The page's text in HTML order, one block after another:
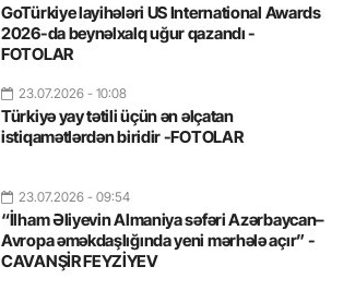
GoTürkiye layihələri US International Awards
2026-da beynəlxalq uğur qazandı -
FOTOLAR
23.07.2026 - 10:08
Türkiyə yay tətili üçün ən əlçatan
istiqamətlərdən biridir -FOTOLAR
23.07.2026 - 09:54
“İlham Əliyevin Almaniya səfəri Azərbaycan–
Avropa əməkdaşlığında yeni mərhələ açır” -
CAVANŞİR FEYZİYEV